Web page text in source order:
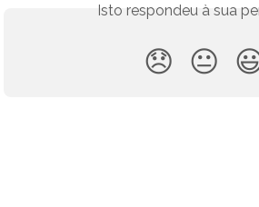
Isto respondeu à sua
😞 😐